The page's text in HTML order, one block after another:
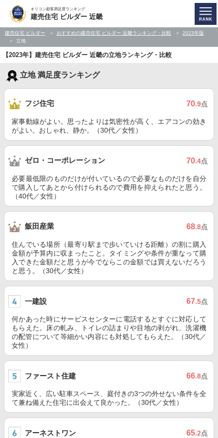
オリコン顧客満足度ランキング
建売住宅 ビルダー 近畿
建売住宅 ビルダー おすすめの建売住宅 ビルダー 近畿ランキング・比較
2023年版
立地
【2023年】建売住宅 ビルダー 近畿の立地ランキング・比較
立地 満足度ランキング
フジ住宅 70.9点
家事動線がよい。思ったよりは気密性が高く、エアコンの効き
がよい。おしゃれ、静か。（30代／女性）
ゼロ・コーポレーション 70.4点
必要最低限のものだけが付いているので必要なものだけを自分
で購入してあとから付けられるので費用を抑えられたと思う。
（40代／女性）
飯田産業 68.8点
住んでいる場所（最寄り駅まで歩いていける距離）の割に購入
金額が予算内に収まったこと。タイミングや条件が重なって購
入できた金額だと思うが今でならこの金額では買えないだろう
と思う。（30代／女性）
一建設 67.5点
何かあった時にサービスセンターに電話するとすぐに対応して
もらえた。床の軋み、トイレの詰まりや目地の剥がれ、洗濯機
の配管について等細かい内容にも対処してもらえた。（30代／
女性）
ファースト住建 66.8点
実家近く、広い駐車スペース、庭付きの3つの外せない条件を全
て兼ね備えた住宅に出会えて良かった。（30代／女性）
アーネストワン 65.2点